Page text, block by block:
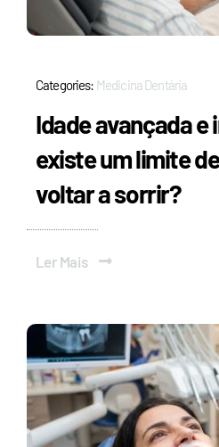
Categories: Medicina Dentária
Idade avançada
existe um limite
voltar a sorrir?
Ler Mais